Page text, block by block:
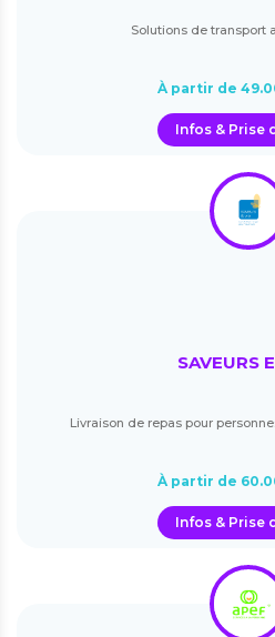
Solutions de transport
À partir de
Infos & Prise
SAVEURS
Livraison de repas pour
À partir de
Infos & Prise